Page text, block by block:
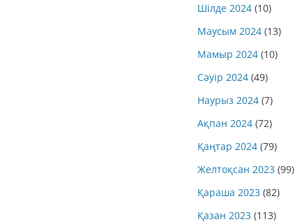
Шілде 2024 (10)
Маусым 2024 (13)
Мамыр 2024 (10)
Сәуір 2024 (49)
Наурыз 2024 (7)
Ақпан 2024 (72)
Қаңтар 2024 (79)
Желтоқсан 2023 (99)
Қараша 2023 (82)
Қазан 2023 (113)